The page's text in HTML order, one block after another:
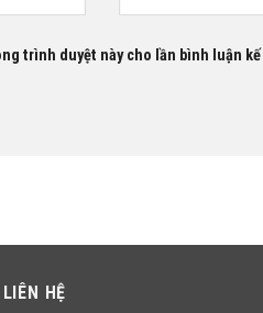
trình duyệt này cho lần bình luận
LIÊN HỆ